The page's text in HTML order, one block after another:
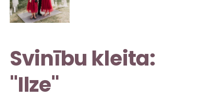
Svinību kleita:
"Ilze"